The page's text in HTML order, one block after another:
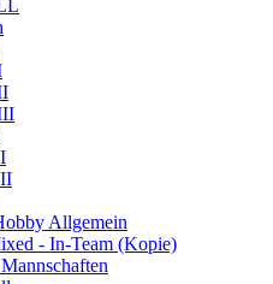
Allgemein
- In-Team (Kopie)